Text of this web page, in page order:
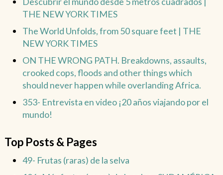
THE NEW YORK TIMES
The World Unfolds, from 50 square feet | THE
NEW YORK TIMES
ON THE WRONG PATH. Breakdowns, assaults,
crooked cops, floods and other things which
should never happen while overlanding Africa.
353- Entrevista en video ¡20 años viajando por el
mundo!
Top Posts & Pages
49- Frutas (raras) de la selva